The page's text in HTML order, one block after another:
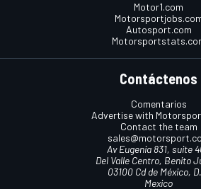
Motor1.com
Autosport.com
Contáctenos
Comentarios
Advertise with
Contact the team
Av Eugenia 831, suite
Del Valle Centro, Benito
03100 Cd de México,
Mexico